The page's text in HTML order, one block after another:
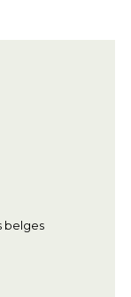
belges